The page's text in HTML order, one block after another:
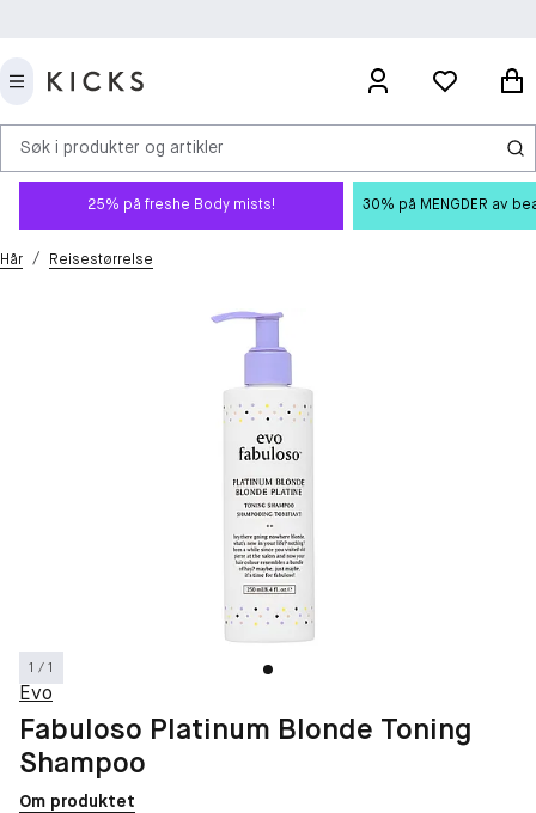
Søk i produkter og artikler
25% på freshe Body mists! 30% på MENGDER av
Hår / Reisestørrelse
1 / 1
Evo
Fabuloso Platinum Blonde Toning
Shampoo
Om produktet